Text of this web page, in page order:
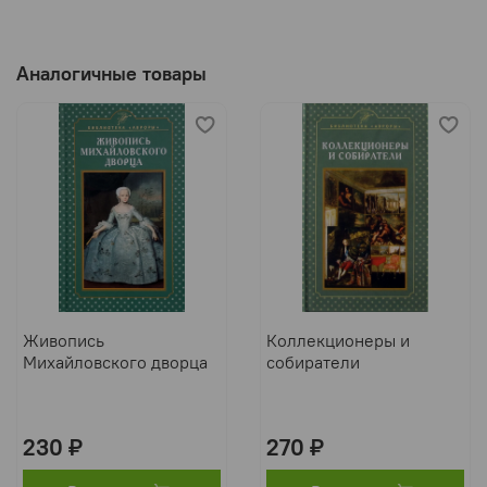
Аналогичные товары
Живопись
Михайловского дворца
230 ₽
Коллекционеры и
собиратели
270 ₽